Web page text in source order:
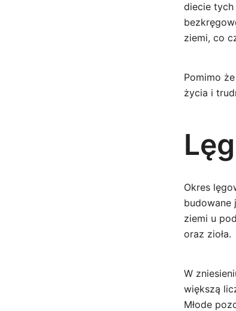
diecie tych
ziemi, co
Pomimo
życia i
Okres
budowane
ziemi u
oraz zioła.
W
większą
Młode